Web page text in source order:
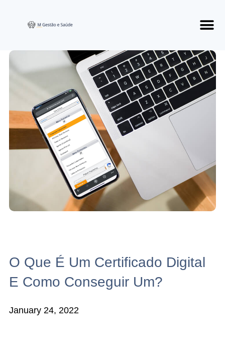
O Que É Um Certificado Digital
E Como Conseguir Um?
January 24, 2022